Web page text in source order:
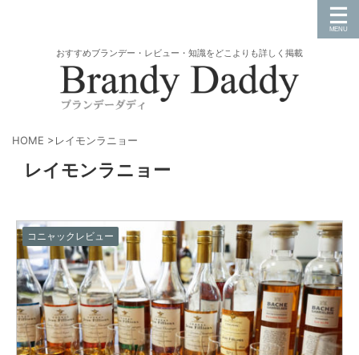
おすすめブランデー・レビュー・知識をどこよりも詳しく掲載
HOME >レイモンラニョー
レイモンラニョー
コニャックレビュー